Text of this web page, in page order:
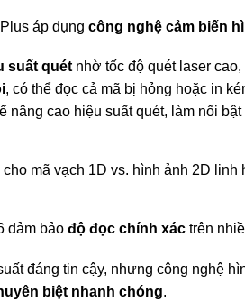
áp dụngcông nghệ cảm biến
suất quét nhờ tốc độ quét laser
, có thể đọc cả mã bị hỏng hoặc in
nâng cao hiệu suất quét, làm nổi
cho mã vạch 1D vs. hình ảnh 2D
đảm bảođộ đọc chính xác trên
đáng tin cậy, nhưng công nghệ
biệt nhanh chóng.